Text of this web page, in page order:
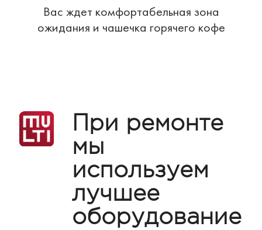
Вас ждет комфортабельная зона
ожидания и чашечка горячего кофе
При ремонте
мы
используем
лучшее
оборудование